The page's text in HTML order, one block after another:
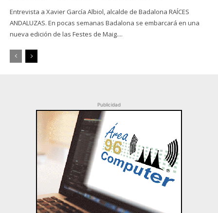
Entrevista a Xavier García Albiol, alcalde de Badalona RAÍCES
ANDALUZAS. En pocas semanas Badalona se embarcará en una
nueva edición de las Festes de Maig....
Publicidad